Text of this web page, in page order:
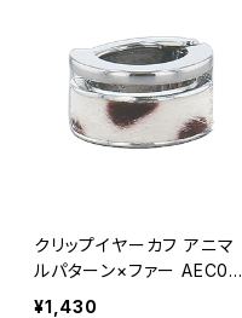
クリップイヤーカフ アニマ
ルパターン×ファー AEC00
93-SV（シルバー）
¥1,430